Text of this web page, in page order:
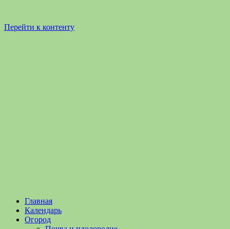
Перейти к контенту
Садоводство
Огородничество
Садоводство
огородничество
Главная
Календарь
Огород